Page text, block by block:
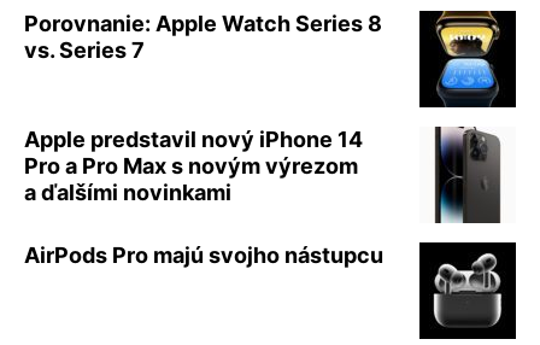
Porovnanie: Apple Watch Series 8
vs. Series 7
Apple predstavil nový iPhone 14
Pro a Pro Max s novým výrezom
a ďalšími novinkami
AirPods Pro majú svojho nástupcu